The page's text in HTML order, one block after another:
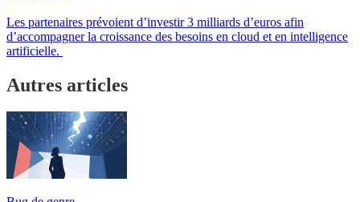
Les partenaires prévoient d’investir 3 milliards d’euros afin
d’accompagner la croissance des besoins en cloud et en intelligence
artificielle.
Autres articles